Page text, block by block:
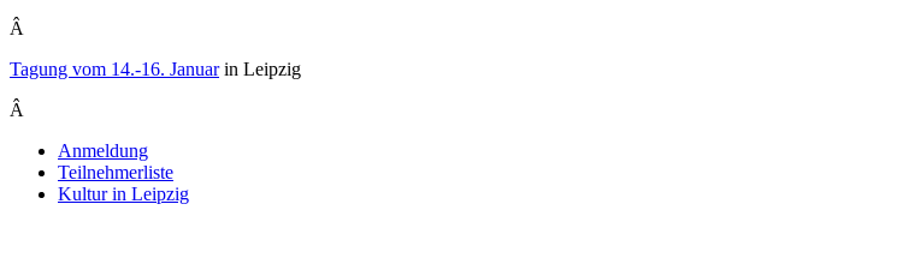
Â
Tagung vom 14.-16. Januarin Leipzig
Â
Anmeldung
Teilnehmerliste
Kultur in Leipzig